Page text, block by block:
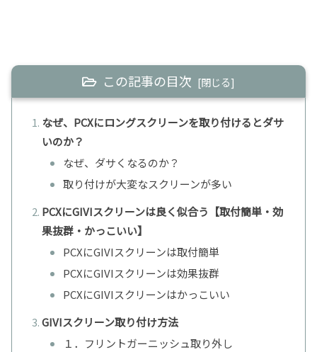
この記事の目次
なぜ、PCXにロングスクリーンを取り付けるとダサ
いのか？
なぜ、ダサくなるのか？
取り付けが大変なスクリーンが多い
PCXにGIVIスクリーンは良く似合う【取付簡単・効
果抜群・かっこいい】
PCXにGIVIスクリーンは取付簡単
PCXにGIVIスクリーンは効果抜群
PCXにGIVIスクリーンはかっこいい
GIVIスクリーン取り付け方法
１．フリントガーニッシュ取り外し